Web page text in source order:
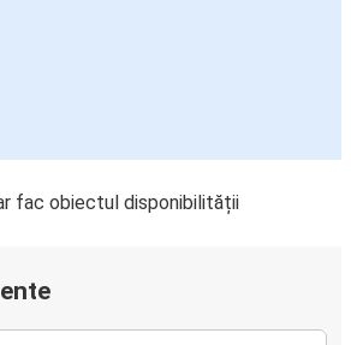
fac obiectul disponibilității